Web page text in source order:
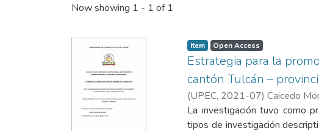
Now showing 1 - 1 of 1
Item Open Access
Estrategia para la
cantón Tulcán –
(UPEC, 2021-07) Caicedo
La investigación tuvo como
tipos de investigación